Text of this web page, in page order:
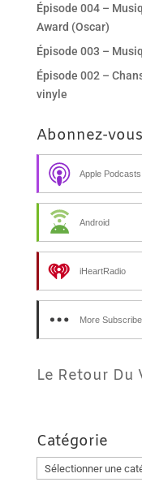
Épisode 004 –
Award (Oscar)
Épisode 003 –
Épisode 002 –
vinyle
Abonnez-
Apple Podcasts
Android
iHeartRadio
More
Le Retour Du
Catégorie
Catégorie